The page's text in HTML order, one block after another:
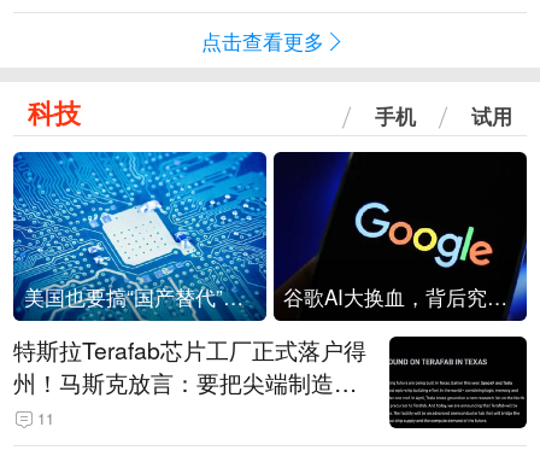
点击查看更多
科技 手机 试用
美国也要搞“国产替代”？先算清三笔账 谷歌AI大换血，背后究竟发生了什么？
特斯拉Terafab芯片工厂正式落户得
州！马斯克放言：要把尖端制造带
回美国
11